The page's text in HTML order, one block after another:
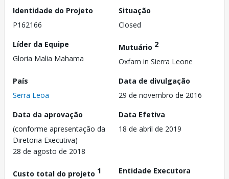
Identidade do Projeto
P162166
Situação
Closed
Líder da Equipe
Gloria Malia Mahama
Mutuário 2
Oxfam in Sierra Leone
País
Serra Leoa
Data de divulgação
29 de novembro de 2016
Data da aprovação
(conforme apresentação da
Diretoria Executiva)
28 de agosto de 2018
Data Efetiva
18 de abril de 2019
Custo total do projeto 1
Entidade Executora